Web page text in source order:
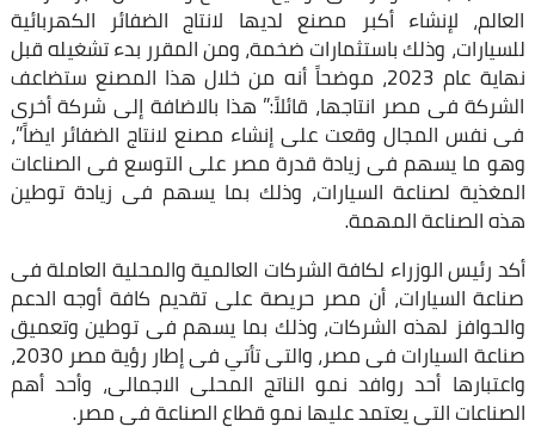
العالم، لإنشاء أكبر مصنع لديها لانتاج الضفائر الكهربائية
للسيارات، وذلك باستثمارات ضخمة، ومن المقرر بدء تشغيله قبل
نهاية عام 2023، موضحاً أنه من خلال هذا المصنع ستضاعف
الشركة فى مصر انتاجها، قائلاً:” هذا بالاضافة إلى شركة أخرى
فى نفس المجال وقعت على إنشاء مصنع لانتاج الضفائر ايضاً”،
وهو ما يسهم فى زيادة قدرة مصر على التوسع فى الصناعات
المغذية لصناعة السيارات، وذلك بما يسهم فى زيادة توطين
هذه الصناعة المهمة.
أكد رئيس الوزراء لكافة الشركات العالمية والمحلية العاملة فى
صناعة السيارات، أن مصر حريصة على تقديم كافة أوجه الدعم
والحوافز لهذه الشركات، وذلك بما يسهم فى توطين وتعميق
صناعة السيارات فى مصر، والتى تأتي فى إطار رؤية مصر 2030،
واعتبارها أحد روافد نمو الناتج المحلى الاجمالى، وأحد أهم
الصناعات التى يعتمد عليها نمو قطاع الصناعة فى مصر.